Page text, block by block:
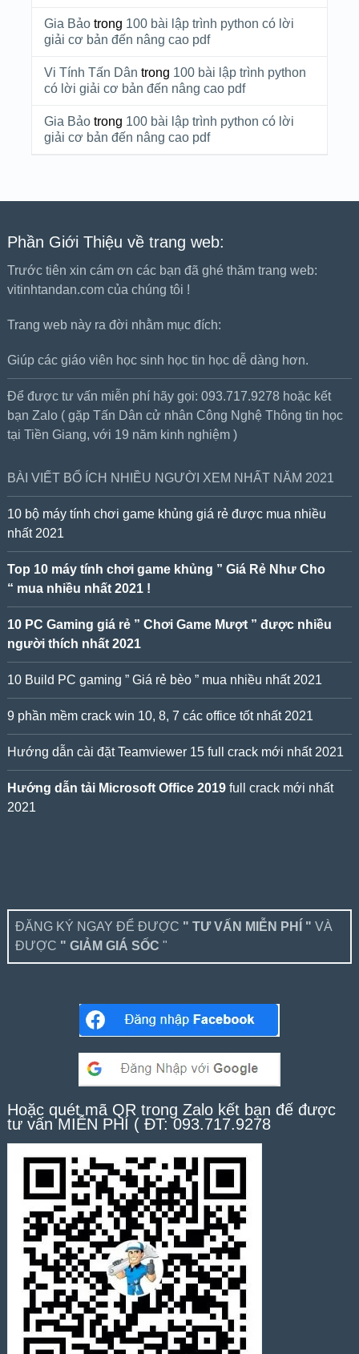
Gia Bảotrong 100 bài lập trình python có lời
giải cơ bản đến nâng cao pdf
Vi Tính Tấn Dân trong 100 bài lập trình python
có lời giải cơ bản đến nâng cao pdf
Gia Bảotrong 100 bài lập trình python có lời
giải cơ bản đến nâng cao pdf
Phần Giới Thiệu về trang web:
Trước tiên xin cám ơn các bạn đã ghé thăm trang web:
vitinhtandan.com của chúng tôi !
Trang web này ra đời nhằm mục đích:
Giúp các giáo viên học sinh học tin học dễ dàng hơn.
Để được tư vấn miễn phí hãy gọi: 093.717.9278 hoặc kết
bạn Zalo ( gặp Tấn Dân cử nhân Công Nghệ Thông tin học
tại Tiền Giang, với 19 năm kinh nghiệm )
BÀI VIẾT BỔ ÍCH NHIỀU NGƯỜI XEM NHẤT NĂM 2021
10 bộ máy tính chơi game khủng giá rẻ được mua nhiều
nhất 2021
Top 10 máy tính chơi game khủng ” Giá Rẻ Như Cho
“ mua nhiều nhất 2021 !
10 PC Gaming giá rẻ ” Chơi Game Mượt ” được nhiều
người thích nhất 2021
10 Build PC gaming ” Giá rẻ bèo ” mua nhiều nhất 2021
9 phần mềm crack win 10, 8, 7 các office tốt nhất 2021
Hướng dẫn cài đặt Teamviewer 15 full crack mới nhất 2021
Hướng dẫn tải Microsoft Office 2019full crack mới nhất
2021
ĐĂNG KÝ NGAY ĐỂ ĐƯỢC " TƯ VẤN MIỄN PHÍ " VÀ
ĐƯỢC " GIẢM GIÁ SỐC "
Hoặc quét mã QR trong Zalo kết bạn để được
tư vấn MIỄN PHÍ ( ĐT: 093.717.9278